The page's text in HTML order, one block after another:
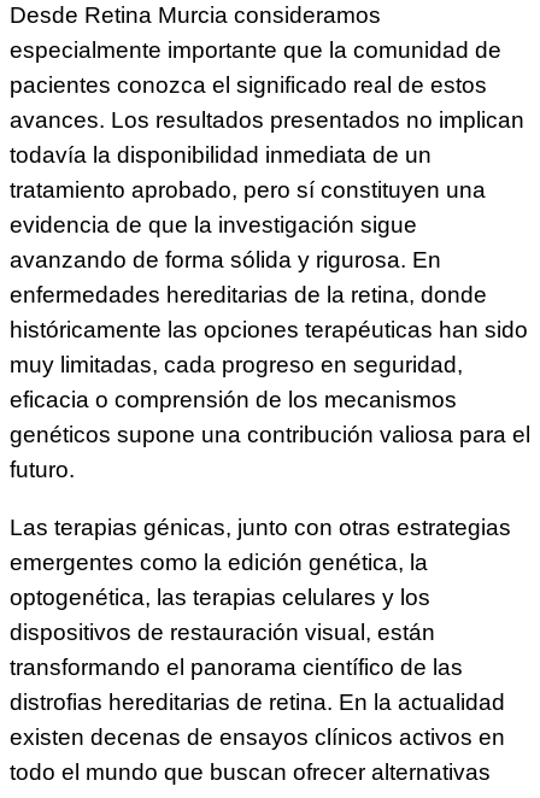
Desde Retina Murcia consideramos
especialmente importante que la comunidad de
pacientes conozca el significado real de estos
avances. Los resultados presentados no implican
todavía la disponibilidad inmediata de un
tratamiento aprobado, pero sí constituyen una
evidencia de que la investigación sigue
avanzando de forma sólida y rigurosa. En
enfermedades hereditarias de la retina, donde
históricamente las opciones terapéuticas han sido
muy limitadas, cada progreso en seguridad,
eficacia o comprensión de los mecanismos
genéticos supone una contribución valiosa para el
futuro.
Las terapias génicas, junto con otras estrategias
emergentes como la edición genética, la
optogenética, las terapias celulares y los
dispositivos de restauración visual, están
transformando el panorama científico de las
distrofias hereditarias de retina. En la actualidad
existen decenas de ensayos clínicos activos en
todo el mundo que buscan ofrecer alternativas